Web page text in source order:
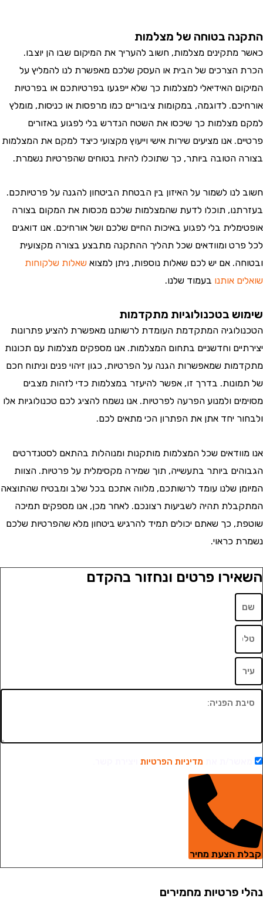
בטוחה של מצלמות
מצלמות, חשוב להעריך את המיקום שבו הן יוצבו.
הצרכים של הבית או העסק שלכם מאפשרת לנו להמליץ על
האידיאלי למצלמות כך שלא ייפגעו בפרטיותכם או בפרטיות
לדוגמה, במקומות ציבוריים כמו מרפסות או כניסות, מומלץ
כך שיכסו את השטח הנדרש בלי לפגוע באזורים
אנו מציעים שירות אישי וייעוץ מקצועי כיצד למקם את המצלמות
הטובה ביותר, כך שתוכלו להיות בטוחים שהפרטיות נשמרת.
לשמור על האיזון בין הבטחת הביטחון להגנה על פרטיותכם.
תוכלו לדעת שהמצלמות שלכם מכסות את המקום בצורה
בלי לפגוע באיכות החיים שלכם ושל אורחיכם. אנו דואגים
ומוודאים שכל תהליך ההתקנה מתבצע בצורה מקצועית
אם יש לכם שאלות נוספות, ניתן למצואשאלות שלקוחות
אותנו בעמוד שלנו.
בטכנולוגיות מתקדמות
המתקדמת העומדת לרשותנו מאפשרת להציע פתרונות
וחדשניים בתחום המצלמות. אנו מספקים מצלמות עם תכונות
שמאפשרות הגנה על הפרטיות, כגון זיהוי פנים וניתוח חכם
בדרך זו, אפשר להיעזר במצלמות כדי לזהות מצבים
ולמנוע הפרעה לפרטיות. אנו נשמח להציג לכם טכנולוגיות אלו
יחד אתן את הפתרון הכי מתאים לכם.
שכל המצלמות מותקנות ומנוהלות בהתאם לסטנדרטים
ביותר בתעשייה, תוך שמירה מקסימלית על פרטיות. הצוות
שלנו עומד לרשותכם, מלווה אתכם בכל שלב ומבטיח שהתוצאה
תהיה לשביעות רצונכם. לאחר מכן, אנו מספקים תמיכה
כך שאתם יכולים תמיד להרגיש ביטחון מלא שהפרטיות שלכם
כראוי.
פרטים ונחזור בהקדם
ת את מדיניות הפרטיותויצירת קשר.
הצעת מחיר
פרטיות מחמירים